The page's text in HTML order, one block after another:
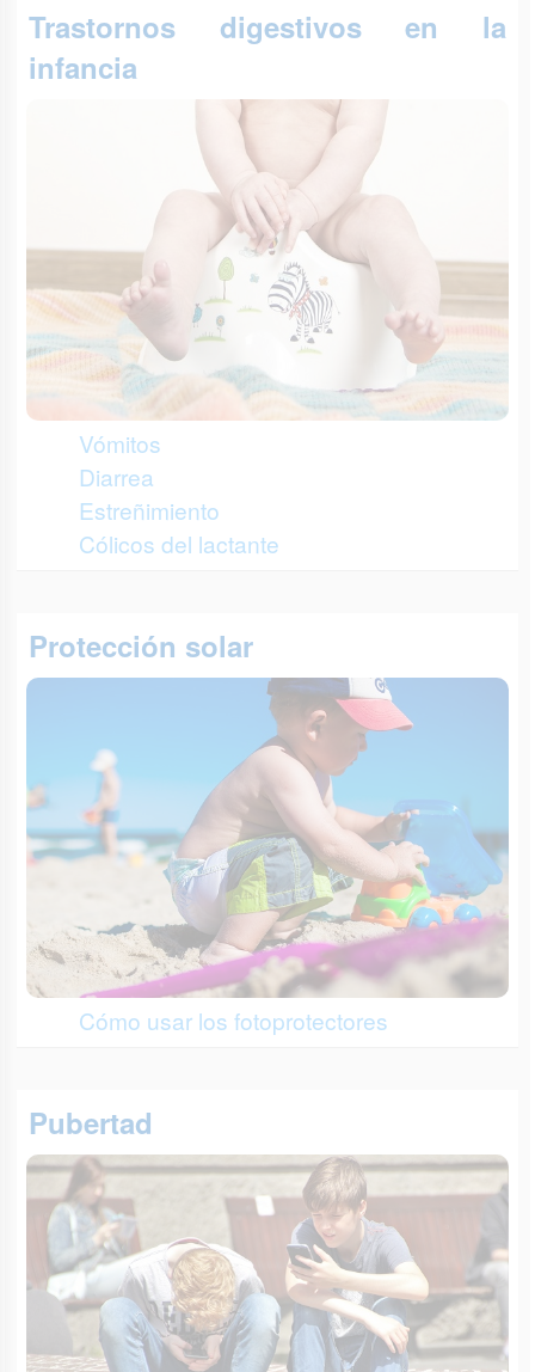
Trastornos digestivos en la
infancia
Vómitos
Diarrea
Estreñimiento
Cólicos del lactante
Protección solar
Cómo usar los fotoprotectores
Pubertad